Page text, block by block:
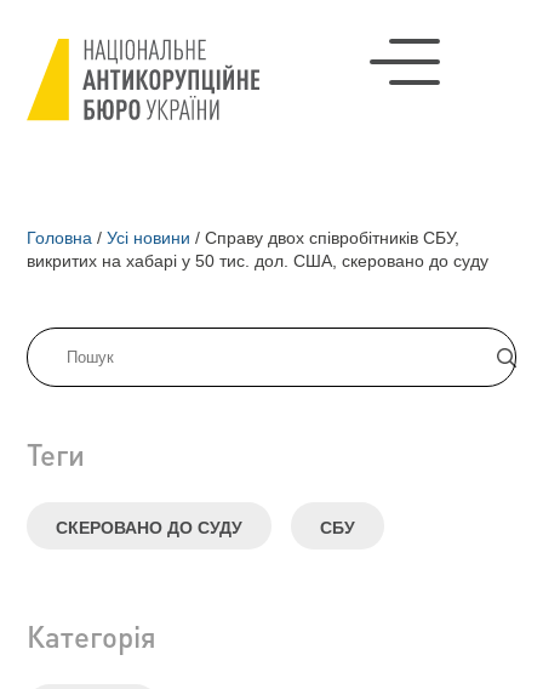
Головна / Усі новини / Cправу двох співробітників СБУ,
викритих на хабарі у 50 тис. дол. США, скеровано до суду
Теги
СКЕРОВАНО ДО СУДУ СБУ
Категорія